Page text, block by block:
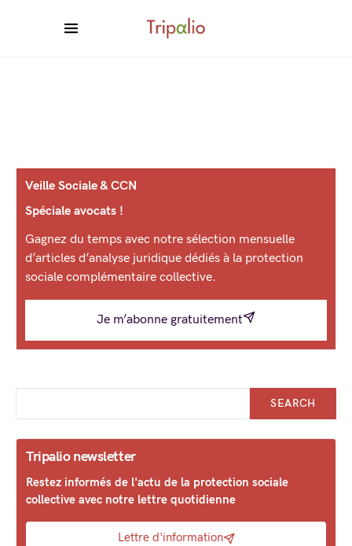
Veille Sociale & CCN
Spéciale avocats !
Gagnez du temps avec notre sélection mensuelle
d’articles d’analyse juridique dédiés à la protection
sociale complémentaire collective.
Je m’abonne gratuitement
SEARCH
Tripalio newsletter
Restez informés de l'actu de la protection sociale
collective avec notre lettre quotidienne
Lettre d'information